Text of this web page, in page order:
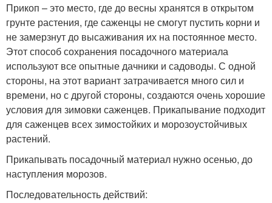
Прикоп – это место, где до весны хранятся в открытом
грунте растения, где саженцы не смогут пустить корни и
не замерзнут до высаживания их на постоянное место.
Этот способ сохранения посадочного материала
используют все опытные дачники и садоводы. С одной
стороны, на этот вариант затрачивается много сил и
времени, но с другой стороны, создаются очень хорошие
условия для зимовки саженцев. Прикапывание подходит
для саженцев всех зимостойких и морозоустойчивых
растений.
Прикапывать посадочный материал нужно осенью, до
наступления морозов.
Последовательность действий: